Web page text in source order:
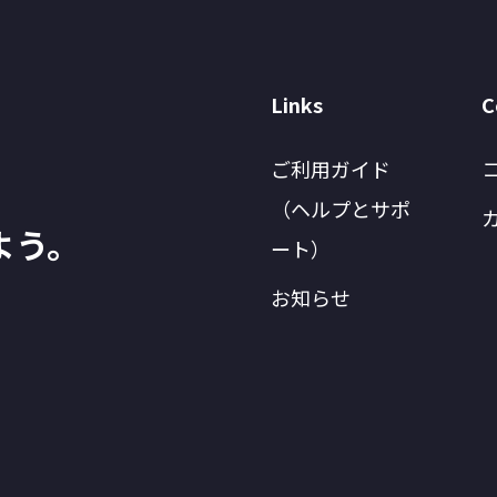
。
Links
ご利用ガイド
（ヘルプとサポ
ート）
お知らせ